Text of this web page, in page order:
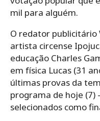
mil para alguém.
O redator publicitário
artista circense
educação Charles
em física Lucas (31
últimas provas da
programa de hoje (7)
selecionados como